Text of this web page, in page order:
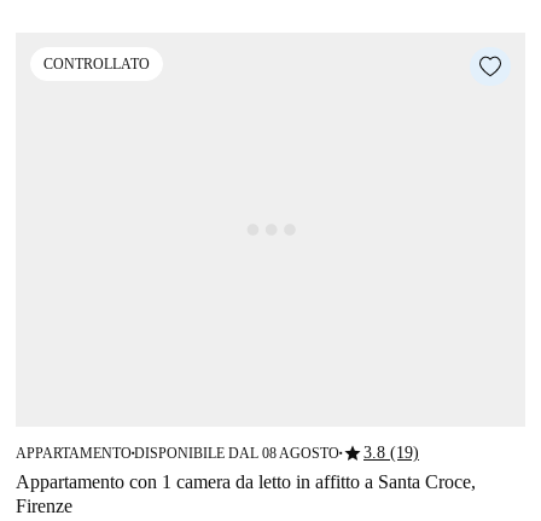
CONTROLLATO
APPARTAMENTO■DISPONIBILE DAL 08 AGOSTO■star3.8 (19)
Appartamento con 1 camera da letto in affitto a Santa Croce,
Firenze